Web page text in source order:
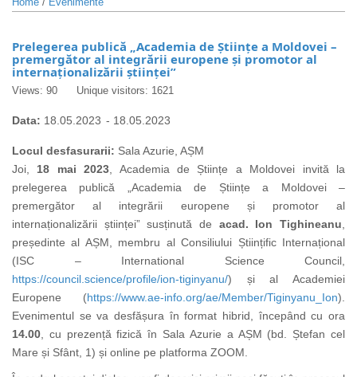
Prelegerea publică „Academia de Științe a Moldovei –
premergător al integrării europene și promotor al
internaționalizării științei”
Views: 90 Unique visitors: 1621
Data: 18.05.2023 - 18.05.2023
Locul desfasurarii: Sala Azurie, AȘM
Joi, 18 mai 2023 , Academia de Științe a Moldovei invită la
prelegerea publică „Academia de Științe a Moldovei –
premergător al integrării europene și promotor al
internaționalizării științei” susținută de acad. Ion Tighineanu
președinte al AȘM, membru al Consiliului Științific Internațional
(ISC – International Science Council,
https://council.science/profile/ion-tiginyanu/) și al Academiei
Europene (https://www.ae-info.org/ae/Member/Tiginyanu_Ion).
Evenimentul se va desfășura în format hibrid, începând cu ora
14.00 , cu prezență fizică în Sala Azurie a AȘM (bd. Ștefan cel
Mare și Sfânt, 1) și online pe platforma ZOOM.